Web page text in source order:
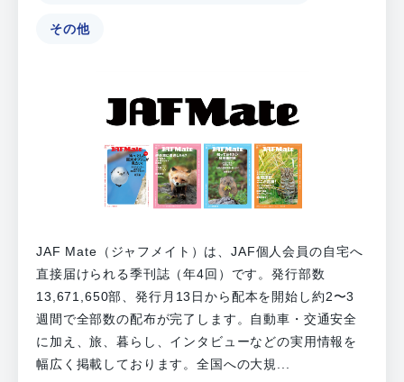
その他
JAF Mate（ジャフメイト）は、JAF個人会員の自宅へ
直接届けられる季刊誌（年4回）です。発行部数
13,671,650部、発行月13日から配本を開始し約2〜3
週間で全部数の配布が完了します。自動車・交通安全
に加え、旅、暮らし、インタビューなどの実用情報を
幅広く掲載しております。全国への大規...